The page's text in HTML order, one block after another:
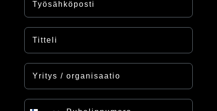
Titteli
Yritys
Puhelinnumero